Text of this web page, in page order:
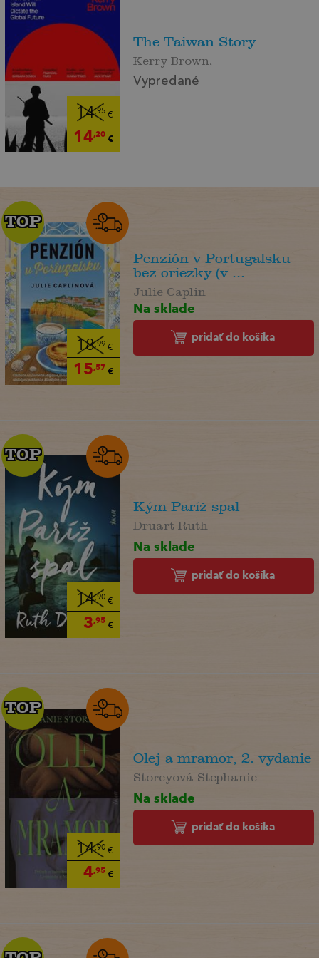
14,95€
14,20€
The Taiwan Story
Kerry Brown,
Vypredané
18,99 €
15,57 €
TOP
TOP
Penzión v Portugalsku
bez oriezky (v ...
Julie Caplin
Na sklade
pridať do košíka
14,90€
3,95€
TOP
TOP
Kým Paríž spal
Druart Ruth
Na sklade
pridať do košíka
14,90€
4,95€
TOP
TOP
Olej a mramor, 2. vydanie
Storeyová Stephanie
Na sklade
pridať do košíka